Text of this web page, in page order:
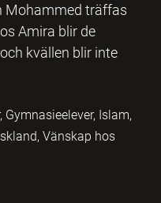
Mohammed träffas
Amira blir de
kvällen blir inte
Gymnasieelever, Islam,
Vänskap hos